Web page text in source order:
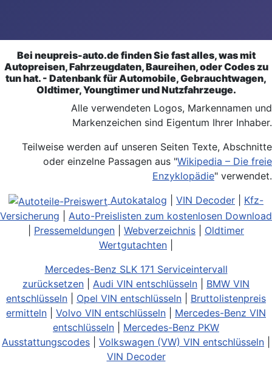
Bei neupreis-auto.de finden Sie fast alles, was mit
Autopreisen, Fahrzeugdaten, Baureihen, oder Codes zu
tun hat. - Datenbank für Automobile, Gebrauchtwagen,
Oldtimer, Youngtimer und Nutzfahrzeuge.
Alle verwendeten Logos, Markennamen und
Markenzeichen sind Eigentum Ihrer Inhaber.
Teilweise werden auf unseren Seiten Texte, Abschnitte
oder einzelne Passagen aus "Wikipedia – Die freie
Enzyklopädie" verwendet.
Autokatalog
VIN Decoder
Kfz-
Versicherung
Auto-Preislisten zum kostenlosen Download
Pressemeldungen Webverzeichnis
Oldtimer
Wertgutachten
Mercedes-Benz SLK 171 Serviceintervall
zurücksetzen
Audi VIN entschlüsseln
BMW VIN
entschlüsseln
Opel VIN entschlüsseln
Bruttolistenpreis
ermitteln
Volvo VIN entschlüsseln
Mercedes-Benz VIN
entschlüsseln
Mercedes-Benz PKW
Ausstattungscodes
Volkswagen (VW) VIN entschlüsseln
VIN Decoder